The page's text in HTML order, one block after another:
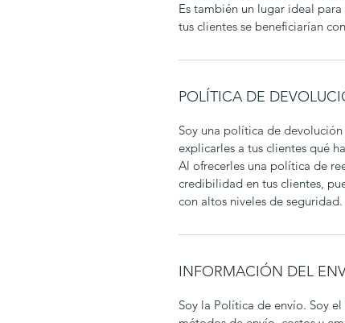
Es también un lugar ideal
tus clientes se beneficiarían
POLÍTICA DE
Soy una política de
explicarles a tus clientes qué
Al ofrecerles una política de
credibilidad en tus clientes,
con altos niveles de seguridad.
INFORMACIÓN DEL
Soy la Política de envío. Soy